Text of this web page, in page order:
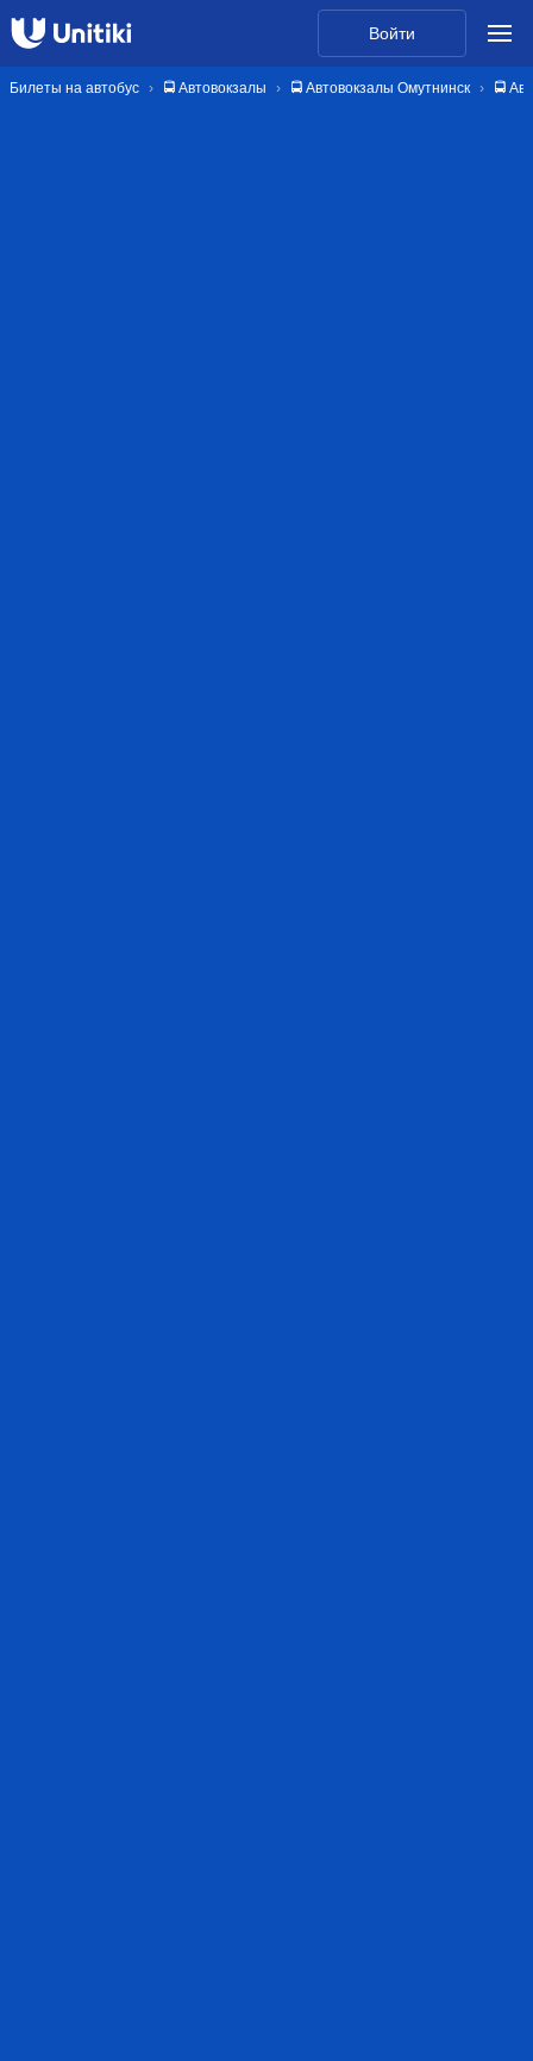
Войти
Билеты на автобус 🚍 Автовокзалы 🚍 Автовокзалы Омутнинск 🚍